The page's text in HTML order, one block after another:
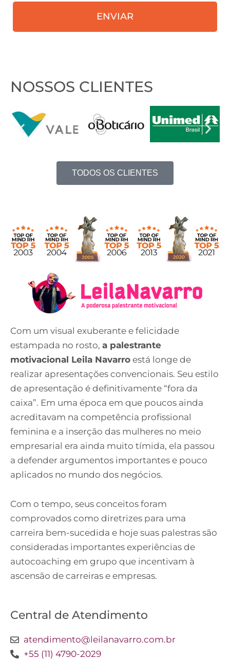
contato?
ENVIAR
NOSSOS CLIENTES
TODOS OS CLIENTES
Com um visual exuberante e felicidade
estampada no rosto, a palestrante
motivacional Leila Navarro está longe de
realizar apresentações convencionais. Seu estilo
de apresentação é definitivamente “fora da
caixa”. Em uma época em que poucos ainda
acreditavam na competência profissional
feminina e a inserção das mulheres no meio
empresarial era ainda muito tímida, ela passou
a defender argumentos importantes e pouco
aplicados no mundo dos negócios.
Com o tempo, seus conceitos foram
comprovados como diretrizes para uma
carreira bem-sucedida e hoje suas palestras são
consideradas importantes experiências de
autocoaching em grupo que incentivam à
ascensão de carreiras e empresas.
Central de Atendimento
atendimento@leilanavarro.com.br
+55 (11) 4790-2029